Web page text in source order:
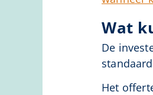
Wat
De
Het